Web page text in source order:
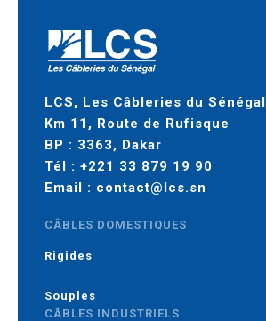
LCS, Les Câbleries du Sénégal
Km 11, Route de Rufisque
BP : 3363, Dakar
Tél : +221 33 879 19 90
Email : contact@lcs.sn
CÂBLES DOMESTIQUES
Rigides
Souples
CÂBLES INDUSTRIELS